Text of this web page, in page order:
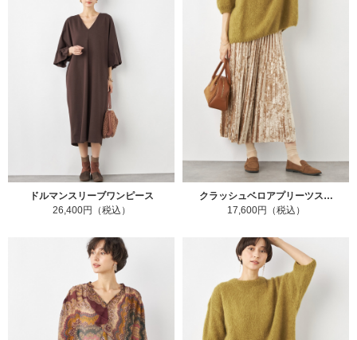
ドルマンスリーブワンピース
26,400円（税込）
クラッシュベロアプリーツス…
17,600円（税込）